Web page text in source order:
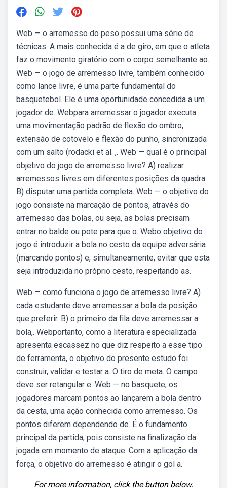
Web — o arremesso do peso possui uma série de
técnicas. A mais conhecida é a de giro, em que o atleta
faz o movimento giratório com o corpo semelhante ao.
Web — o jogo de arremesso livre, também conhecido
como lance livre, é uma parte fundamental do
basquetebol. Ele é uma oportunidade concedida a um
jogador de. Webpara arremessar o jogador executa
uma movimentação padrão de flexão do ombro,
extensão de cotovelo e flexão do punho, sincronizada
com um salto (rodacki et al. ,. Web — qual é o principal
objetivo do jogo de arremesso livre? A) realizar
arremessos livres em diferentes posições da quadra.
B) disputar uma partida completa. Web — o objetivo do
jogo consiste na marcação de pontos, através do
arremesso das bolas, ou seja, as bolas precisam
entrar no balde ou pote para que o. Webo objetivo do
jogo é introduzir a bola no cesto da equipe adversária
(marcando pontos) e, simultaneamente, evitar que esta
seja introduzida no próprio cesto, respeitando as.
Web — como funciona o jogo de arremesso livre? A)
cada estudante deve arremessar a bola da posição
que preferir. B) o primeiro da fila deve arremessar a
bola,. Webportanto, como a literatura especializada
apresenta escassez no que diz respeito a esse tipo
de ferramenta, o objetivo do presente estudo foi
construir, validar e testar a. O tiro de meta. O campo
deve ser retangular e. Web — no basquete, os
jogadores marcam pontos ao lançarem a bola dentro
da cesta, uma ação conhecida como arremesso. Os
pontos diferem dependendo de. É o fundamento
principal da partida, pois consiste na finalização da
jogada em momento de ataque. Com a aplicação da
força, o objetivo do arremesso é atingir o gol a.
For more information, click the button below.